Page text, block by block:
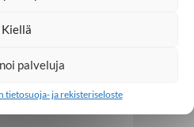
Kiellä
palveluja
tietosuoja- ja rekisteriseloste